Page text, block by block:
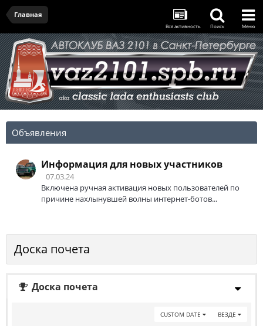
Главная
Вся активность Поиск Меню
Объявления
Информация для новых участников
07.03.24
Включена ручная активация новых пользователей по
причине нахлынувшей волны интернет-ботов...
Доска почета
Доска почета
ВЕЗДЕ
CUSTOM DATE